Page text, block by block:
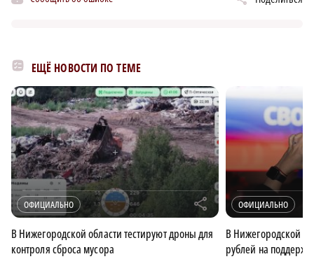
ЕЩЁ НОВОСТИ ПО ТЕМЕ
ОФИЦИАЛЬНО r
В Нижегородской области тестируют дроны для
контроля сброса мусора
ОФИЦИАЛЬНО
В Нижегородской
рублей на